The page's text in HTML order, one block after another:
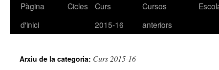
Vés
Pàgina
d'inici
Cicles
Curs
2015-16
Cursos
anteriors
Arxiu de la categoria: Curs 2015-16